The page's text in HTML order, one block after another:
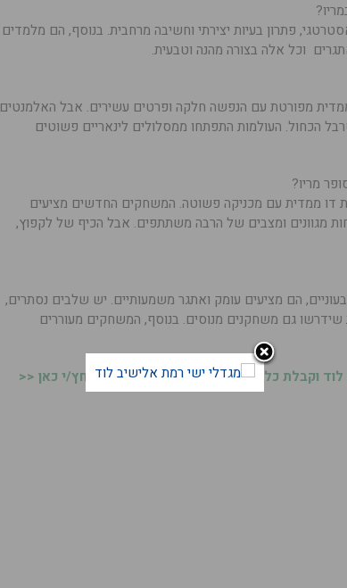
פתרון בעיות יצירתי וחשיבה מרחבית. בנוסף, הם מלמדים
וכל אלה בצורה מהנה וטבעית.
מפורטת עם הנפשה חלקה ופרטים עשירים. אבל האלמנטים
הכחול. העולמות התפתחו ממסלולים לינאריים פשוטים
מריו?
ממדית עם מכניקה פשוטה. המשחקים החדשים מציעים
מגוונים ומצבים של הרבה משתתפים. אבל הכיף של לקפוץ,
הם מציעים עומק ואתגר משמעותיים. יש שלבים נסתרים,
שידרשו גם משחקנים מנוסים. בנוסף, המשחקים מעוררים
וקבלת כל העדכונים ראשונים בווטסאפ, לחץ/י כאן <<